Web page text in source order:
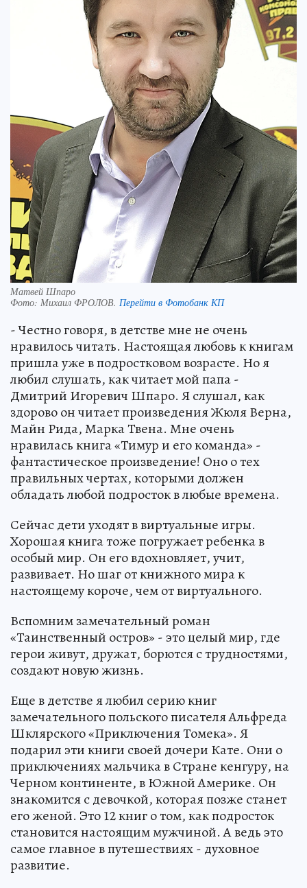
Матвей Шпаро
Фото: Михаил ФРОЛОВ. Перейти в Фотобанк КП
- Честно говоря, в детстве мне не очень
нравилось читать. Настоящая любовь к книгам
пришла уже в подростковом возрасте. Но я
любил слушать, как читает мой папа -
Дмитрий Игоревич Шпаро. Я слушал, как
здорово он читает произведения Жюля Верна,
Майн Рида, Марка Твена. Мне очень
нравилась книга «Тимур и его команда» -
фантастическое произведение! Оно о тех
правильных чертах, которыми должен
обладать любой подросток в любые времена.
Сейчас дети уходят в виртуальные игры.
Хорошая книга тоже погружает ребенка в
особый мир. Он его вдохновляет, учит,
развивает. Но шаг от книжного мира к
настоящему короче, чем от виртуального.
Вспомним замечательный роман
«Таинственный остров» - это целый мир, где
герои живут, дружат, борются с трудностями,
создают новую жизнь.
Еще в детстве я любил серию книг
замечательного польского писателя Альфреда
Шклярского «Приключения Томека». Я
подарил эти книги своей дочери Кате. Они о
приключениях мальчика в Стране кенгуру, на
Черном континенте, в Южной Америке. Он
знакомится с девочкой, которая позже станет
его женой. Это 12 книг о том, как подросток
становится настоящим мужчиной. А ведь это
самое главное в путешествиях - духовное
развитие.